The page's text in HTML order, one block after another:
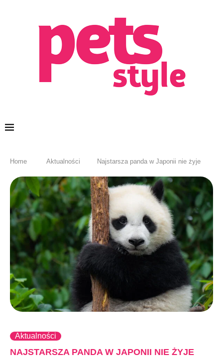
Home Aktualności Najstarsza panda w Japonii nie żyje
Aktualności
NAJSTARSZA PANDA W JAPONII NIE ŻYJE